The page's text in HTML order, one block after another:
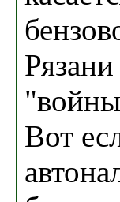
Вот